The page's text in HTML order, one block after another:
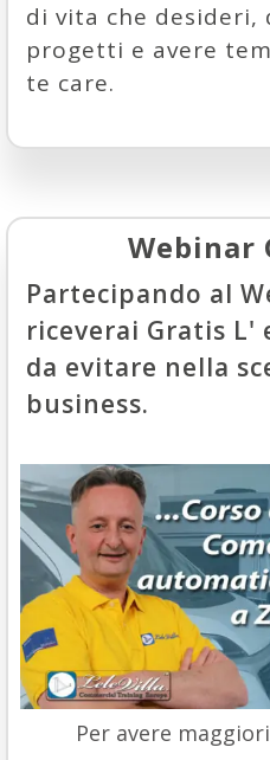
di vita che
progetti e avere
te care.
Webinar
Partecipando al
riceverai Gratis L'
da evitare nella
business.
Per avere